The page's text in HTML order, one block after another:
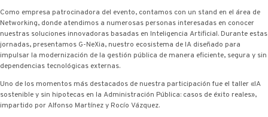
Como empresa patrocinadora del evento, contamos con un stand en el área de
Networking, donde atendimos a numerosas personas interesadas en conocer
nuestras soluciones innovadoras basadas en Inteligencia Artificial. Durante estas
jornadas, presentamos G-NeXia, nuestro ecosistema de IA diseñado para
impulsar la modernización de la gestión pública de manera eficiente, segura y sin
dependencias tecnológicas externas.
Uno de los momentos más destacados de nuestra participación fue el taller «IA
sostenible y sin hipotecas en la Administración Pública: casos de éxito reales»,
impartido por Alfonso Martínez y Rocío Vázquez.